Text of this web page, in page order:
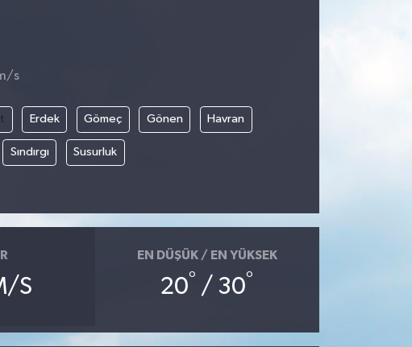
s
Erdek Gömeç Gönen Havran
Sındırgı Susurluk
S
EN DÜŞÜK / EN YÜKSEK
20° / 30°